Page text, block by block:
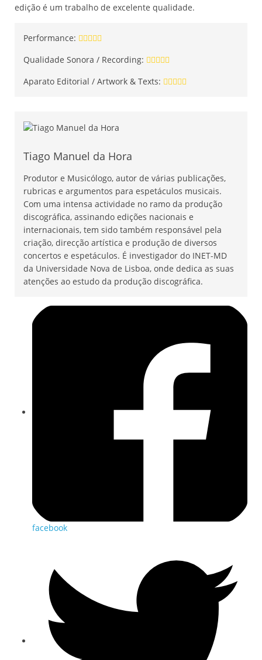
edição é um trabalho de excelente qualidade.
Performance:
Qualidade Sonora / Recording:
Aparato Editorial / Artwork & Texts:
Tiago Manuel da Hora
Produtor e Musicólogo, autor de várias publicações,
rubricas e argumentos para espetáculos musicais.
Com uma intensa actividade no ramo da produção
discográfica, assinando edições nacionais e
internacionais, tem sido também responsável pela
criação, direcção artística e produção de diversos
concertos e espetáculos. É investigador do INET-MD
da Universidade Nova de Lisboa, onde dedica as suas
atenções ao estudo da produção discográfica.
facebook